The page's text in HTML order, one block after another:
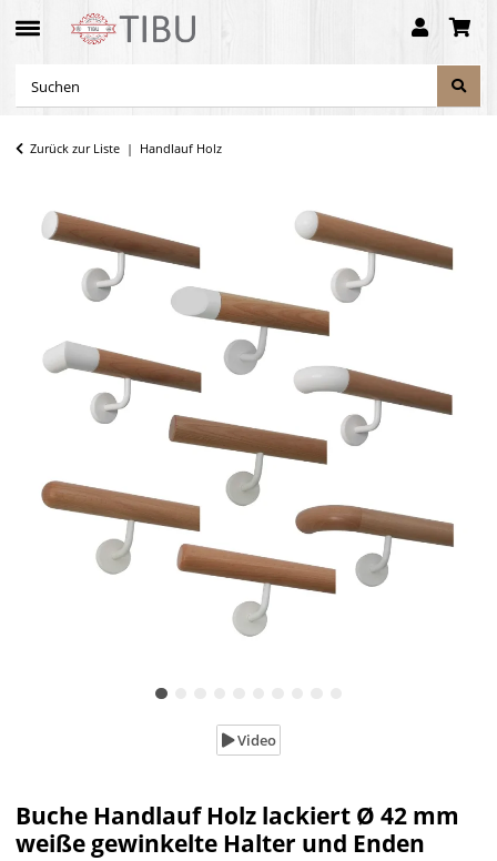
Zurück zur Liste Handlauf Holz
Video
Buche Handlauf Holz lackiert Ø 42 mm
weiße gewinkelte Halter und Enden